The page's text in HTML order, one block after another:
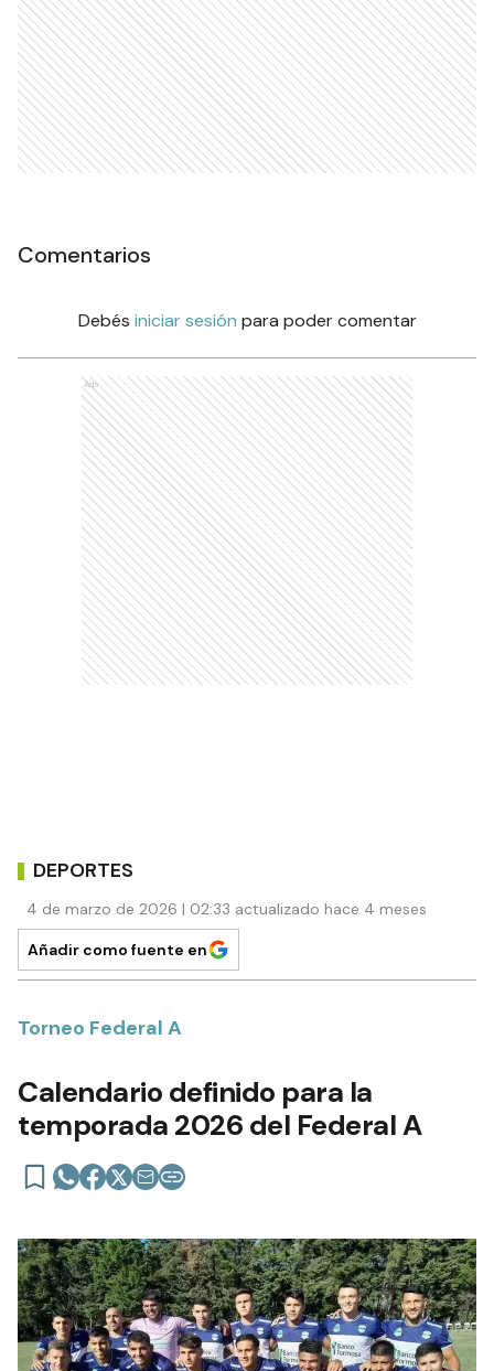
Comentarios
Debés iniciar sesión para poder comentar
Ads
DEPORTES
4 de marzo de 2026 | 02:33 actualizado hace 4 meses
Añadir como fuente en
Torneo Federal A
Calendario definido para la
temporada 2026 del Federal A